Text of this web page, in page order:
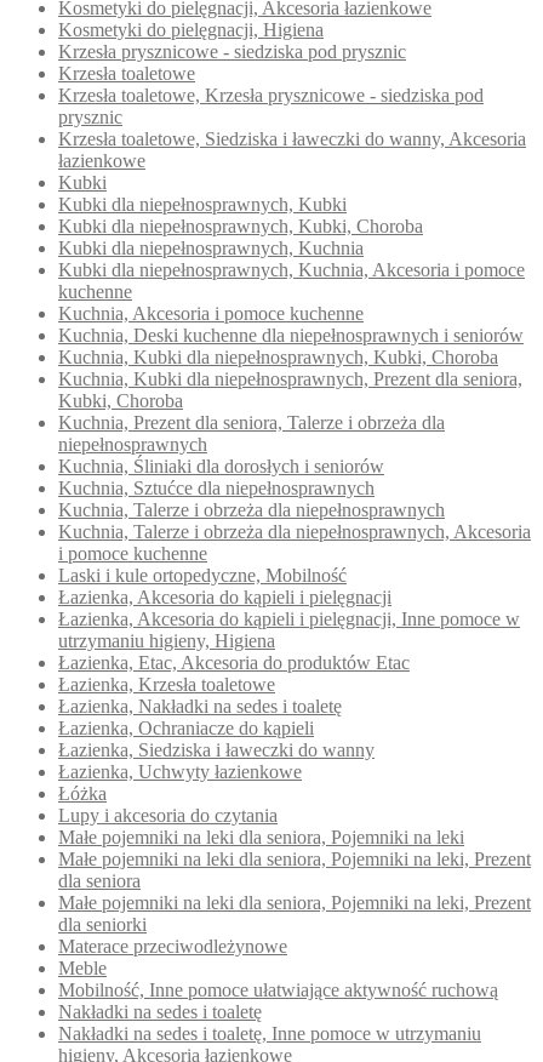
Kosmetyki do pielęgnacji, Akcesoria łazienkowe
Kosmetyki do pielęgnacji, Higiena
Krzesła prysznicowe - siedziska pod prysznic
Krzesła toaletowe
Krzesła toaletowe, Krzesła prysznicowe - siedziska pod
prysznic
Krzesła toaletowe, Siedziska i ławeczki do wanny, Akcesoria
łazienkowe
Kubki
Kubki dla niepełnosprawnych, Kubki
Kubki dla niepełnosprawnych, Kubki, Choroba
Kubki dla niepełnosprawnych, Kuchnia
Kubki dla niepełnosprawnych, Kuchnia, Akcesoria i pomoce
kuchenne
Kuchnia, Akcesoria i pomoce kuchenne
Kuchnia, Deski kuchenne dla niepełnosprawnych i seniorów
Kuchnia, Kubki dla niepełnosprawnych, Kubki, Choroba
Kuchnia, Kubki dla niepełnosprawnych, Prezent dla seniora,
Kubki, Choroba
Kuchnia, Prezent dla seniora, Talerze i obrzeża dla
niepełnosprawnych
Kuchnia, Śliniaki dla dorosłych i seniorów
Kuchnia, Sztućce dla niepełnosprawnych
Kuchnia, Talerze i obrzeża dla niepełnosprawnych
Kuchnia, Talerze i obrzeża dla niepełnosprawnych, Akcesoria
i pomoce kuchenne
Laski i kule ortopedyczne, Mobilność
Łazienka, Akcesoria do kąpieli i pielęgnacji
Łazienka, Akcesoria do kąpieli i pielęgnacji, Inne pomoce w
utrzymaniu higieny, Higiena
Łazienka, Etac, Akcesoria do produktów Etac
Łazienka, Krzesła toaletowe
Łazienka, Nakładki na sedes i toaletę
Łazienka, Ochraniacze do kąpieli
Łazienka, Siedziska i ławeczki do wanny
Łazienka, Uchwyty łazienkowe
Łóżka
Lupy i akcesoria do czytania
Małe pojemniki na leki dla seniora, Pojemniki na leki
Małe pojemniki na leki dla seniora, Pojemniki na leki, Prezent
dla seniora
Małe pojemniki na leki dla seniora, Pojemniki na leki, Prezent
dla seniorki
Materace przeciwodleżynowe
Meble
Mobilność, Inne pomoce ułatwiające aktywność ruchową
Nakładki na sedes i toaletę
Nakładki na sedes i toaletę, Inne pomoce w utrzymaniu
higieny, Akcesoria łazienkowe